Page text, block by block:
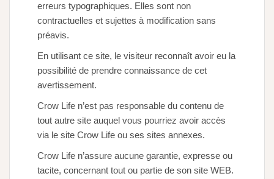
erreurs typographiques. Elles sont non
contractuelles et sujettes à modification sans
préavis.
En utilisant ce site, le visiteur reconnaît avoir eu la
possibilité de prendre connaissance de cet
avertissement.
Crow Life n’est pas responsable du contenu de
tout autre site auquel vous pourriez avoir accès
via le site Crow Life ou ses sites annexes.
Crow Life n’assure aucune garantie, expresse ou
tacite, concernant tout ou partie de son site WEB.